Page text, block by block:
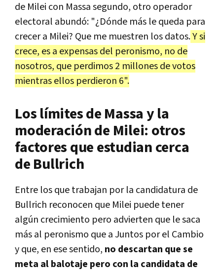
de Milei con Massa segundo, otro operador
electoral abundó: "¿Dónde más le queda para
crecer a Milei? Que me muestren los datos.Y si
crece, es a expensas del peronismo, no de
nosotros, que perdimos 2 millones de votos
mientras ellos perdieron 6".
Los límites de Massa y la
moderación de Milei: otros
factores que estudian cerca
de Bullrich
Entre los que trabajan por la candidatura de
Bullrich reconocen que Milei puede tener
algún crecimiento pero advierten que le saca
más al peronismo que a Juntos por el Cambio
y que, en ese sentido, no descartan que se
meta al balotaje pero con la candidata de